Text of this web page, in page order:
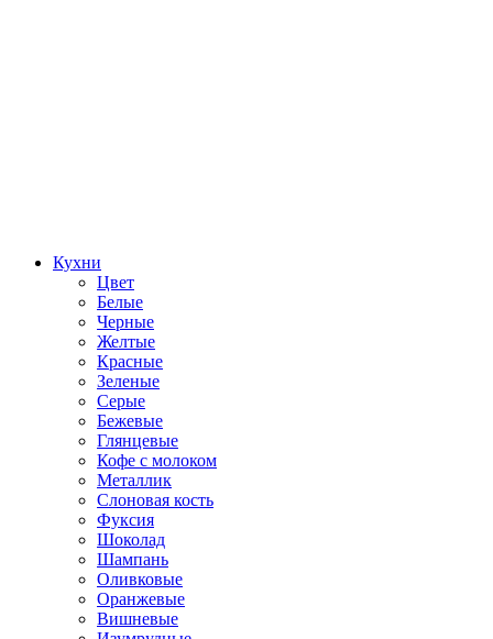
Кухни
Цвет
Белые
Черные
Желтые
Красные
Зеленые
Серые
Бежевые
Глянцевые
Кофе с молоком
Металлик
Слоновая кость
Фуксия
Шоколад
Шампань
Оливковые
Оранжевые
Вишневые